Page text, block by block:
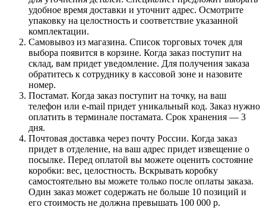
удобное время доставки и уточнит адрес. Осмотрите
упаковку на целостность и соответствие указанной
комплектации.
Самовывоз из магазина. Список торговых точек для
выбора появится в корзине. Когда заказ поступит на
склад, вам придет уведомление. Для получения заказа
обратитесь к сотруднику в кассовой зоне и назовите
номер.
Постамат. Когда заказ поступит на точку, на ваш
телефон или e-mail придет уникальный код. Заказ нужно
оплатить в терминале постамата. Срок хранения — 3
дня.
Почтовая доставка через почту России. Когда заказ
придет в отделение, на ваш адрес придет извещение о
посылке. Перед оплатой вы можете оценить состояние
коробки: вес, целостность. Вскрывать коробку
самостоятельно вы можете только после оплаты заказа.
Один заказ может содержать не больше 10 позиций и
его стоимость не должна превышать 100 000 р.